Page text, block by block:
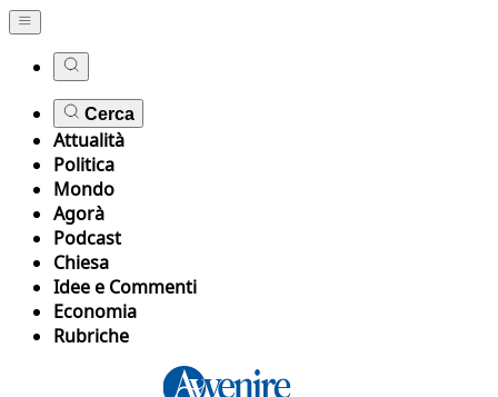
Cerca
Attualità
Politica
Mondo
Agorà
Podcast
Chiesa
Idee e Commenti
Economia
Rubriche